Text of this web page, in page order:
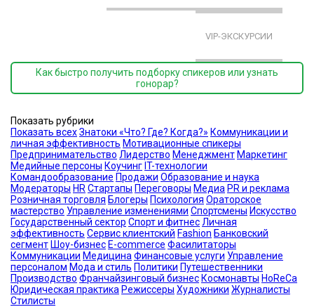
VIP-ЭКСКУРСИИ
Как быстро получить подборку спикеров или узнать
гонорар?
Показать рубрики
Показать всехЗнатоки «Что? Где? Когда?» Коммуникации и
личная эффективность Мотивационные спикеры
Предпринимательство Лидерство Менеджмент Маркетинг
Медийные персоны Коучинг IT-технологии
Командообразование Продажи Образование и наука
Модераторы HR Стартапы Переговоры Медиа PR и реклама
Розничная торговля Блогеры Психология Ораторское
мастерство Управление изменениями Спортсмены Искусство
Государственный сектор Спорт и фитнес Личная
эффективность Сервис клиентский Fashion Банковский
сегмент Шоу-бизнес E-commerce Фасилитаторы
Коммуникации Медицина Финансовые услуги Управление
персоналом Мода и стиль Политики Путешественники
Производство Франчайзинговый бизнес Космонавты HoReCa
Юридическая практика Режиссеры Художники Журналисты
Стилисты